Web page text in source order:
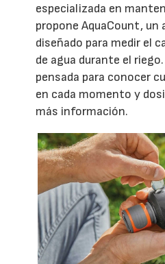
especializada en
propone AquaCount, un
diseñado para medir el
de agua durante el
pensada para conocer
en cada momento y
más información.